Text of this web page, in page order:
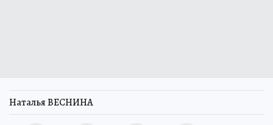
Наталья ВЕСНИНА